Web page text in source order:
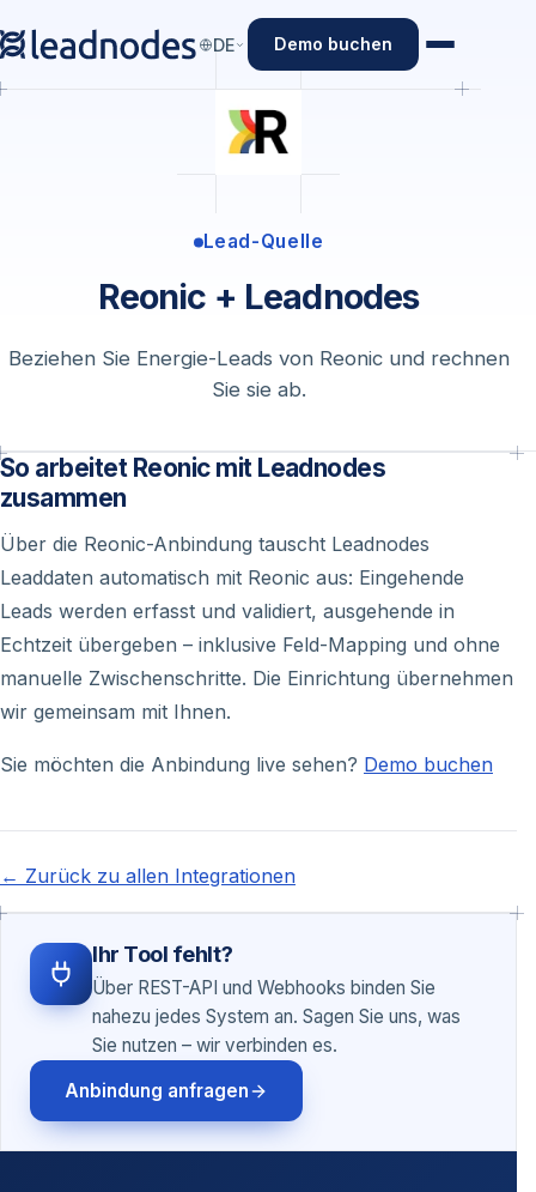
DE Demo buchen
Lead-Quelle
Reonic + Leadnodes
Beziehen Sie Energie-Leads von Reonic und rechnen
Sie sie ab.
So arbeitet Reonic mit Leadnodes
zusammen
Über die Reonic-Anbindung tauscht Leadnodes
Leaddaten automatisch mit Reonic aus: Eingehende
Leads werden erfasst und validiert, ausgehende in
Echtzeit übergeben – inklusive Feld-Mapping und ohne
manuelle Zwischenschritte. Die Einrichtung übernehmen
wir gemeinsam mit Ihnen.
Sie möchten die Anbindung live sehen? Demo buchen
← Zurück zu allen Integrationen
Ihr Tool fehlt?
Über REST-API und Webhooks binden Sie
nahezu jedes System an. Sagen Sie uns, was
Sie nutzen – wir verbinden es.
Anbindung anfragen